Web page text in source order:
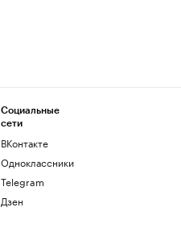
Социальные
сети
ВКонтакте
Одноклассники
Telegram
Дзен